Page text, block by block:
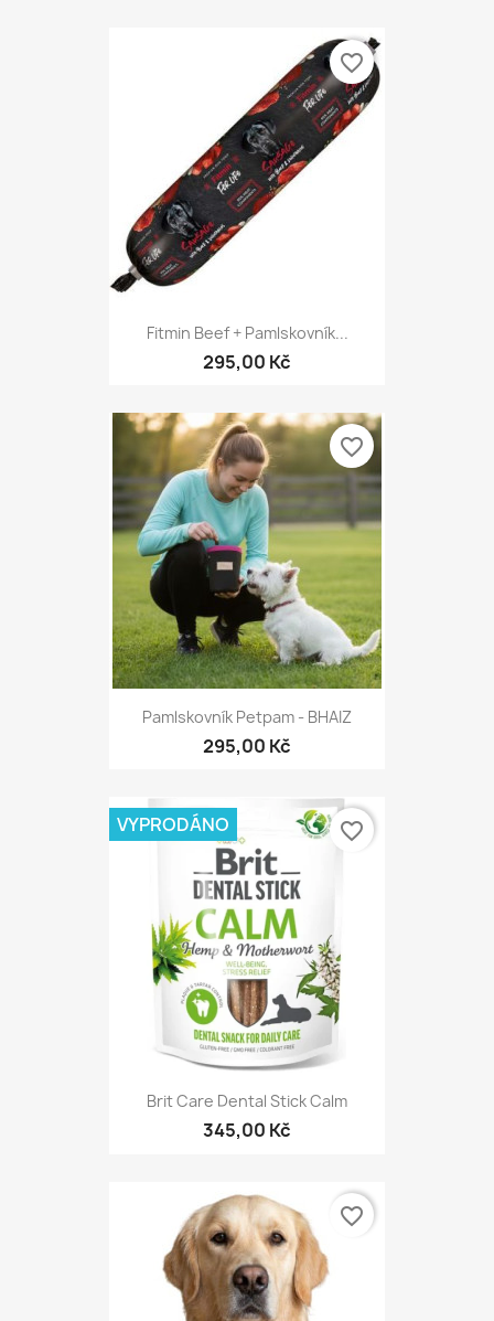
Fitmin Beef + Pamlskovník...
295,00 Kč
favorite_border
Pamlskovník Petpam - BHAIZ
295,00 Kč
favorite_border
Brit Care Dental Stick Calm
345,00 Kč
VYPRODÁNO favorite_border
favorite_border